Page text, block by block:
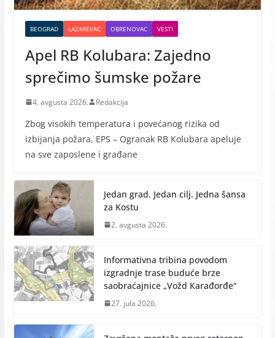
BEOGRAD LAZAREVAC OBRENOVAC VESTI
Apel RB Kolubara: Zajedno
sprečimo šumske požare
4. avgusta 2026. Redakcija
Zbog visokih temperatura i povećanog rizika od
izbijanja požara, EPS – Ogranak RB Кolubara apeluje
na sve zaposlene i građane
Jedan grad. Jedan cilj. Jedna šansa
za Kostu
2. avgusta 2026.
Informativna tribina povodom
izgradnje trase buduće brze
saobraćajnice „Vožd Кarađorđe“
27. jula 2026.